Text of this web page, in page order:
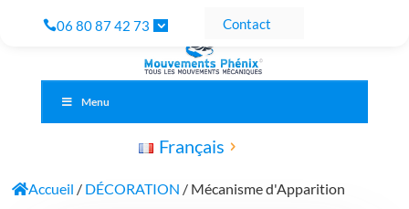
06 80 87 42 73 Contact
Menu
Français
Accueil / DÉCORATION / Mécanisme d'Apparition